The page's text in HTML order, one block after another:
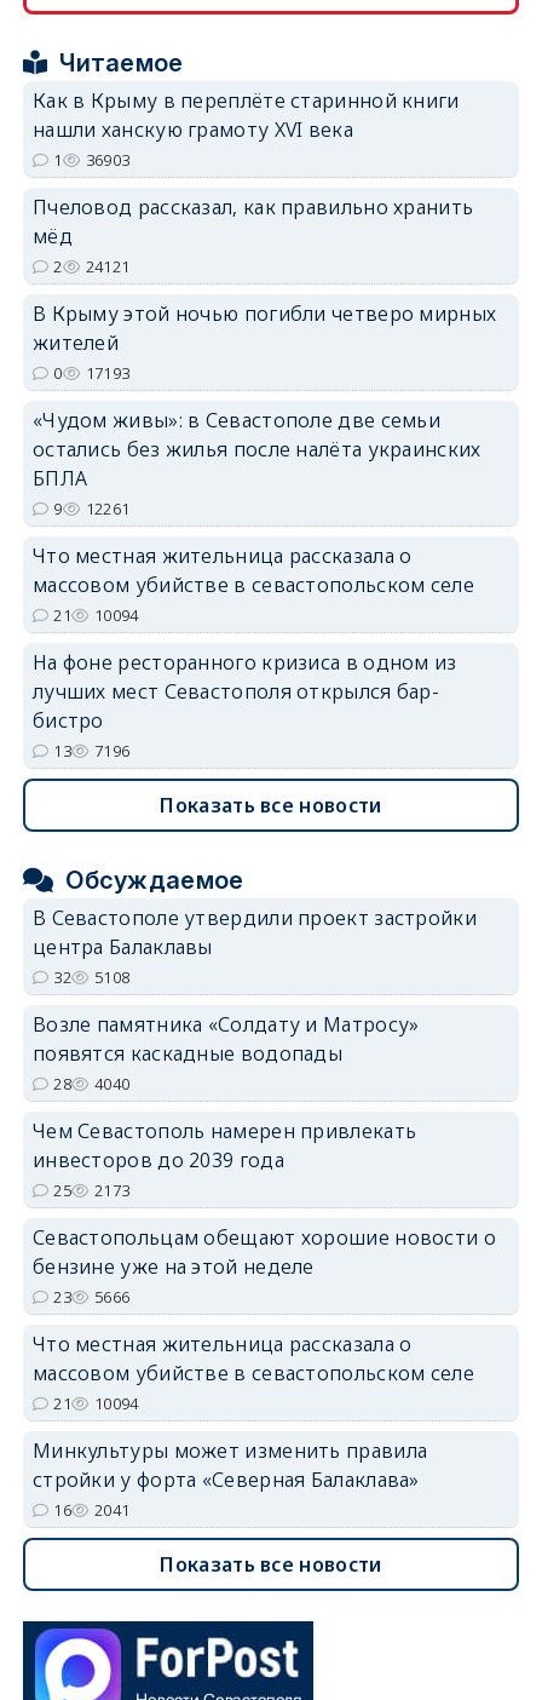
Читаемое
Как в Крыму в переплёте старинной книги
нашли ханскую грамоту XVI века
1 36903
Пчеловод рассказал, как правильно хранить
мёд
2 24121
В Крыму этой ночью погибли четверо мирных
жителей
0 17193
«Чудом живы»: в Севастополе две семьи
остались без жилья после налёта украинских
БПЛА
9 12261
Что местная жительница рассказала о
массовом убийстве в севастопольском селе
21 10094
На фоне ресторанного кризиса в одном из
лучших мест Севастополя открылся бар-
бистро
13 7196
Показать все новости
Обсуждаемое
В Севастополе утвердили проект застройки
центра Балаклавы
32 5108
Возле памятника «Солдату и Матросу»
появятся каскадные водопады
28 4040
Чем Севастополь намерен привлекать
инвесторов до 2039 года
25 2173
Севастопольцам обещают хорошие новости о
бензине уже на этой неделе
23 5666
Что местная жительница рассказала о
массовом убийстве в севастопольском селе
21 10094
Минкультуры может изменить правила
стройки у форта «Северная Балаклава»
16 2041
Показать все новости